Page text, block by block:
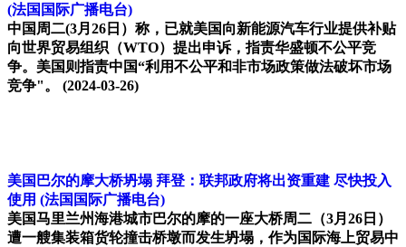
(法国国际广播电台)
中国周二(3月26日）称，已就美国向新能源汽车行业提供补贴
向世界贸易组织（WTO）提出申诉，指责华盛顿不公平竞
争。美国则指责中国“利用不公平和非市场政策做法破坏市场
竞争"。 (2024-03-26)
美国巴尔的摩大桥坍塌 拜登：联邦政府将出资重建 尽快投入
使用 (法国国际广播电台)
美国马里兰州海港城市巴尔的摩的一座大桥周二（3月26日）
遭一艘集装箱货轮撞击桥墩而发生坍塌，作为国际海上贸易中